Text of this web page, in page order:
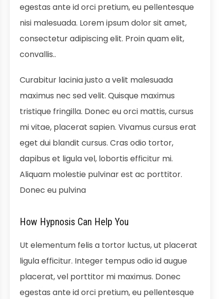
egestas ante id orci pretium, eu pellentesque
nisi malesuada. Lorem ipsum dolor sit amet,
consectetur adipiscing elit. Proin quam elit,
convallis..
Curabitur lacinia justo a velit malesuada
maximus nec sed velit. Quisque maximus
tristique fringilla. Donec eu orci mattis, cursus
mi vitae, placerat sapien. Vivamus cursus erat
eget dui blandit cursus. Cras odio tortor,
dapibus et ligula vel, lobortis efficitur mi.
Aliquam molestie pulvinar est ac porttitor.
Donec eu pulvina
How Hypnosis Can Help You
Ut elementum felis a tortor luctus, ut placerat
ligula efficitur. Integer tempus odio id augue
placerat, vel porttitor mi maximus. Donec
egestas ante id orci pretium, eu pellentesque